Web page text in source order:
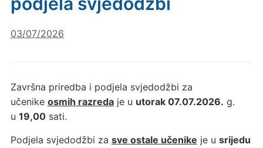
03/07/2026
Završna priredba i podjela svjedodžbi za
učenike osmih razredaje u utorak 07.07.2026. g.
u 19,00sati.
Podjela svjedodžbi za sve ostale učenike je u srijedu